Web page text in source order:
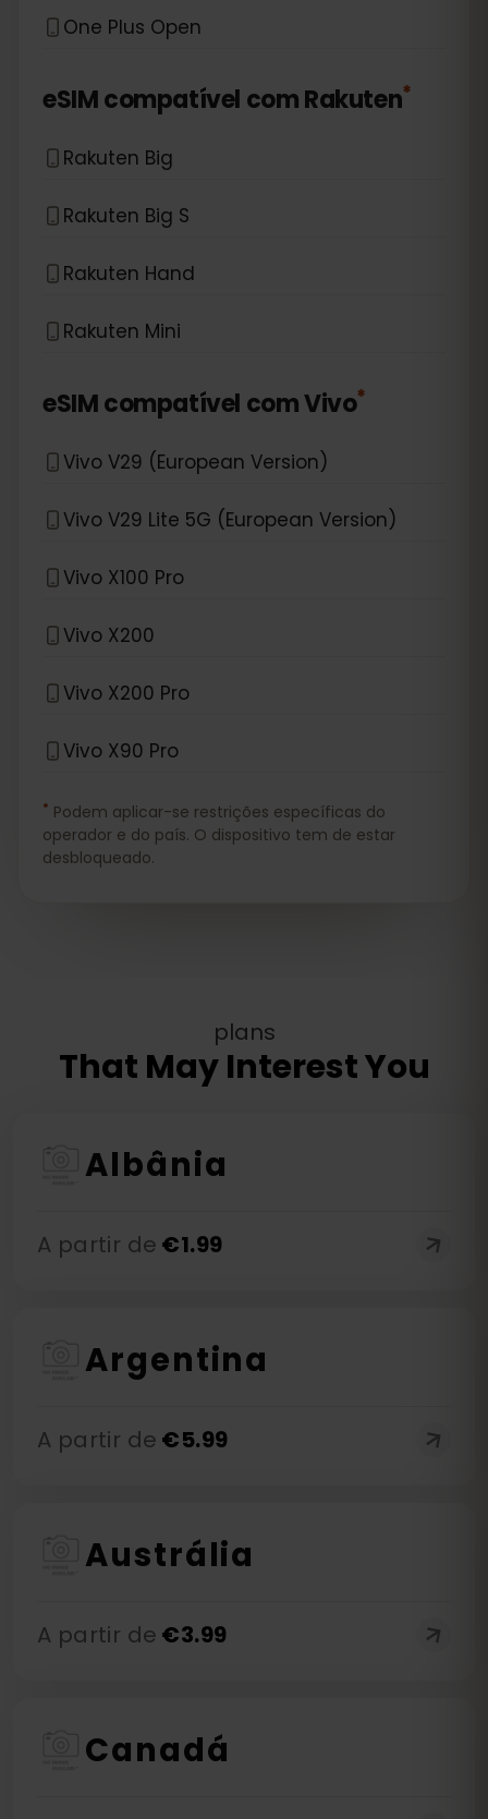
One Plus Open
eSIM compatível comRakuten*
Rakuten Big
Rakuten Big S
Rakuten Hand
Rakuten Mini
eSIM compatível comVivo*
Vivo V29 (European Version)
Vivo V29 Lite 5G (European Version)
Vivo X100 Pro
Vivo X200
Vivo X200 Pro
Vivo X90 Pro
* Podem aplicar-se restrições específicas do
operador e do país. O dispositivo tem de estar
desbloqueado.
plans
That May Interest You
Albânia
A partir de €1.99
Argentina
A partir de €5.99
Austrália
A partir de €3.99
Canadá